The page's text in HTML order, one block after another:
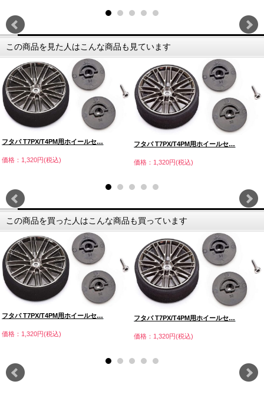
この商品を見た人はこんな商品も見ています
フタバ T7PX/T4PM用ホイールセ…
価格：1,320円(税込)
フタバ T7PX/T4PM用ホイールセ…
価格：1,320円(税込)
この商品を買った人はこんな商品も買っています
フタバ T7PX/T4PM用ホイールセ…
価格：1,320円(税込)
フタバ T7PX/T4PM用ホイールセ…
価格：1,320円(税込)